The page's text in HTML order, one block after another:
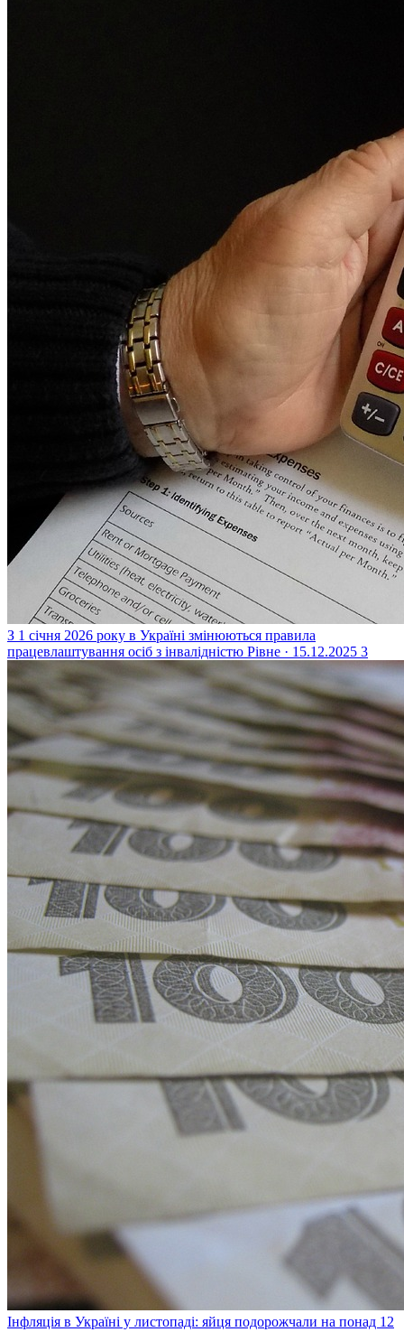
З 1 січня 2026 року в Україні змінюються правила
працевлаштування осіб з інвалідністю Рівне · 15.12.2025 3
Інфляція в Україні у листопаді: яйця подорожчали на понад 12